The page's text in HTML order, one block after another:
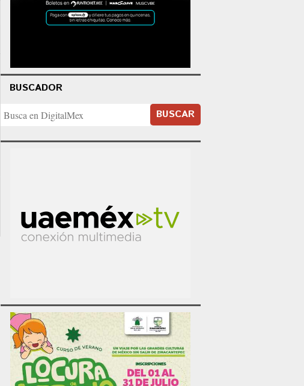
BUSCADOR
BUSCAR